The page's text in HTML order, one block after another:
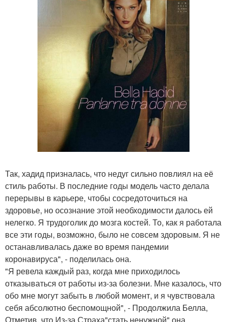
Так, хадид призналась, что недуг сильно повлиял на её
стиль работы. В последние годы модель часто делала
перерывы в карьере, чтобы сосредоточиться на
здоровье, но осознание этой необходимости далось ей
нелегко. Я трудоголик до мозга костей. То, как я работала
все эти годы, возможно, было не совсем здоровым. Я не
останавливалась даже во время пандемии
коронавируса", - поделилась она.
"Я ревела каждый раз, когда мне приходилось
отказываться от работы из-за болезни. Мне казалось, что
обо мне могут забыть в любой момент, и я чувствовала
себя абсолютно беспомощной", - Продолжила Белла,